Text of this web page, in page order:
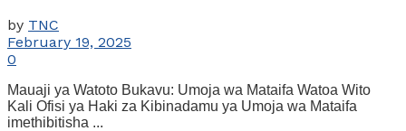
by TNC
February 19, 2025
0
Mauaji ya Watoto Bukavu: Umoja wa Mataifa Watoa Wito
Kali Ofisi ya Haki za Kibinadamu ya Umoja wa Mataifa
imethibitisha ...